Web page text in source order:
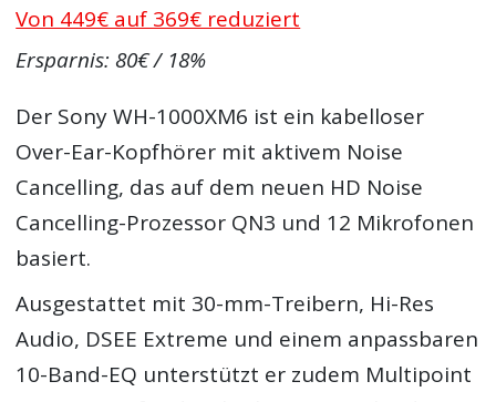
Von 449€ auf 369€ reduziert
Ersparnis: 80€ / 18%
Der Sony WH-1000XM6 ist ein kabelloser
Over-Ear-Kopfhörer mit aktivem Noise
Cancelling, das auf dem neuen HD Noise
Cancelling-Prozessor QN3 und 12 Mikrofonen
basiert.
Ausgestattet mit 30-mm-Treibern, Hi-Res
Audio, DSEE Extreme und einem anpassbaren
10-Band-EQ unterstützt er zudem Multipoint